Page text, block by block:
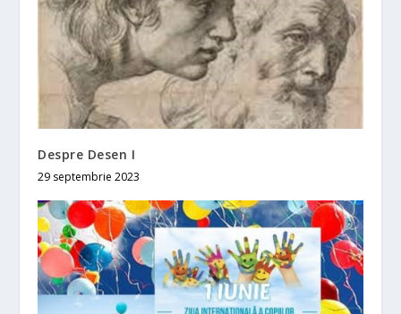
Despre Desen I
29 septembrie 2023